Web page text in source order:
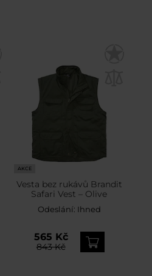
AKCE
Vesta bez rukávů Brandit
Safari Vest – Olive
Odeslání: Ihned
565 Kč
843 Kč